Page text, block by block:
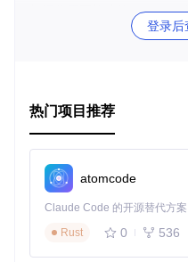
根据你需要构建的 QuickJS
2.2 获取源代码
克隆 QuickJS-Windows-
登录后
热门项目推荐
atomcode
Rust
0 536